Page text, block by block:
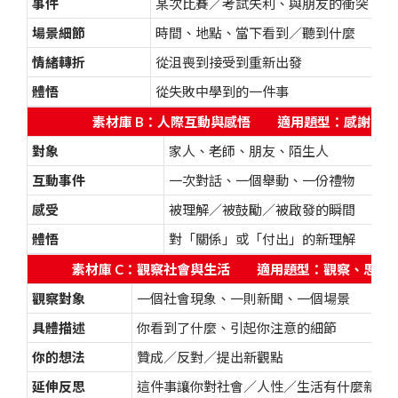
事件
某次比賽／考試失利、與朋友的衝突
場景細節
時間、地點、當下看到／聽到什麼
情緒轉折
從沮喪到接受到重新出發
體悟
從失敗中學到的一件事
素材庫 B：人際互動與感悟適用題型：感謝、陪
對象
家人、老師、朋友、陌生人
互動事件
一次對話、一個舉動、一份禮物
感受
被理解／被鼓勵／被啟發的瞬間
體悟
對「關係」或「付出」的新理解
素材庫 C：觀察社會與生活 適用題型：觀察、思考
觀察對象
一個社會現象、一則新聞、一個場景
具體描述
你看到了什麼、引起你注意的細節
你的想法
贊成／反對／提出新觀點
延伸反思
這件事讓你對社會／人性／生活有什麼新理